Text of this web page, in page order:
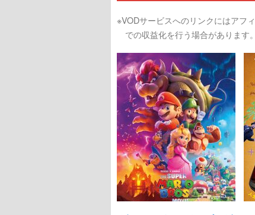
※VODサービスへのリンクにはアフ
での収益化を行う場合があります。